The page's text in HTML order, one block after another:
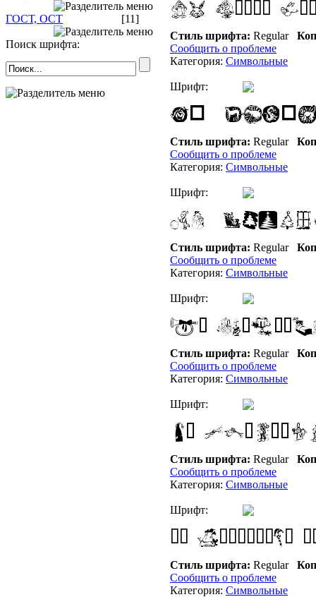
ГОСТ, ОСТ [11]
Поиск шрифта:
Стиль шрифта: Regular
Сообщить о проблеме
Категория: Символьные
Шрифт:
Стиль шрифта: Regular
Сообщить о проблеме
Категория: Символьные
Шрифт:
Стиль шрифта: Regular
Сообщить о проблеме
Категория: Символьные
Шрифт:
Стиль шрифта: Regular
Сообщить о проблеме
Категория: Символьные
Шрифт:
Стиль шрифта: Regular
Сообщить о проблеме
Категория: Символьные
Шрифт:
Стиль шрифта: Regular
Сообщить о проблеме
Категория: Символьные